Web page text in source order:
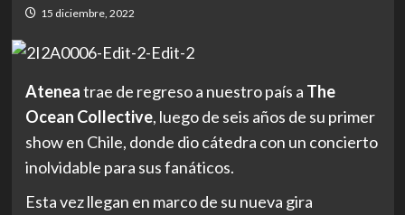
15 diciembre, 2022
Ateneatrae de regreso a nuestro país a The
Ocean Collective, luego de seis años de su primer
show en Chile, donde dio cátedra con un concierto
inolvidable para sus fanáticos.
Esta vez llegan en marco de su nueva gira